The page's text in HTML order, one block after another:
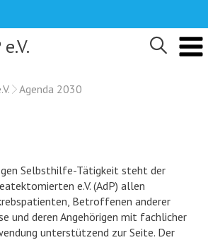
Agenda 2030
Selbsthilfe-Tätigkeit steht der
e.V. (AdP) allen
Betroffenen anderer
und deren Angehörigen mit fachlicher
unterstützend zur Seite. Der